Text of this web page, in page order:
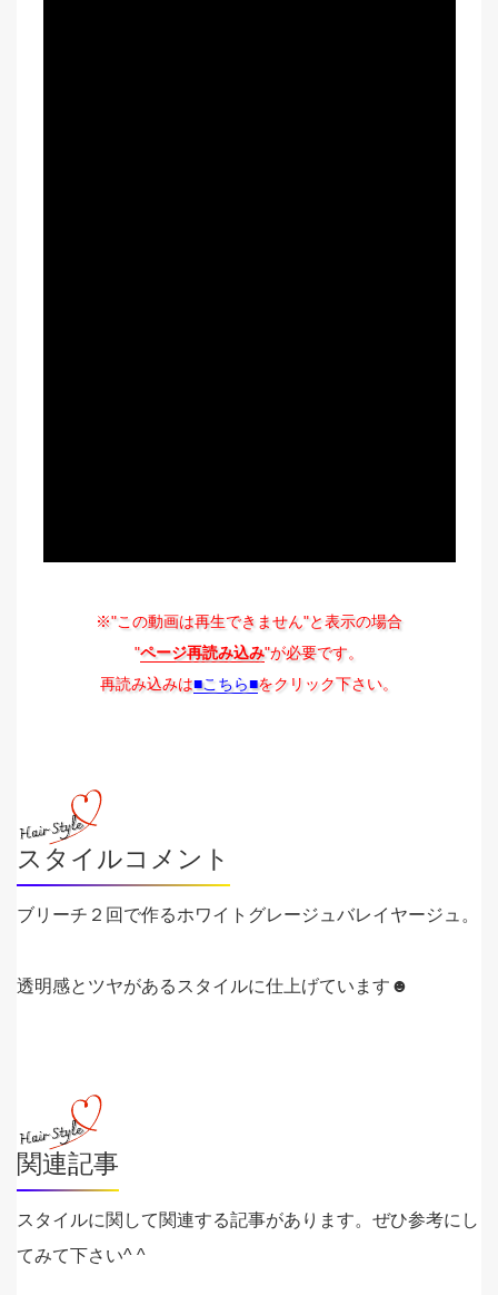
※"この動画は再生できません"と表示の場合
"ページ再読み込み"が必要です。
再読み込みは■こちら■をクリック下さい。
スタイルコメント
ブリーチ２回で作るホワイトグレージュバレイヤージュ。
透明感とツヤがあるスタイルに仕上げています☻
関連記事
スタイルに関して関連する記事があります。ぜひ参考にし
てみて下さい^ ^